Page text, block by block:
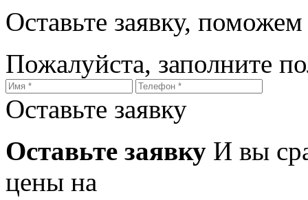
Оставьте заявку,
Пожалуйста, заполните
Оставьте заявку
Оставьте заявку И вы
цены на